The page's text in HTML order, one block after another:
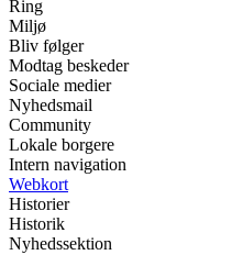
Ring
Miljø
Bliv følger
Modtag beskeder
Sociale medier
Nyhedsmail
Community
Lokale borgere
Intern navigation
Webkort
Historier
Historik
Nyhedssektion